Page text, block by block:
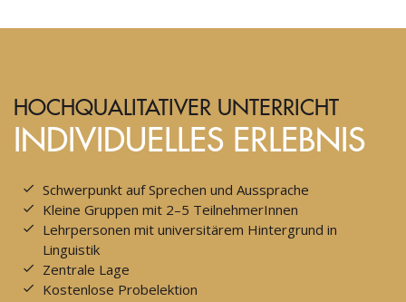
HOCHQUALITATIVER UNTERRICHT
INDIVIDUELLES ERLEBNIS
Schwerpunkt auf Sprechen und Aussprache
Kleine Gruppen mit 2–5 TeilnehmerInnen
Lehrpersonen mit universitärem Hintergrund in
Linguistik
Zentrale Lage
Kostenlose Probelektion